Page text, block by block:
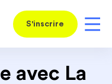
S'inscrire
avec La